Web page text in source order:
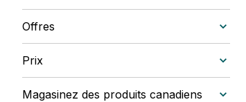
Offres
Prix
Magasinez des produits canadiens